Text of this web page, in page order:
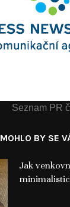
Seznam PR
MOHLO BY SE
Jak